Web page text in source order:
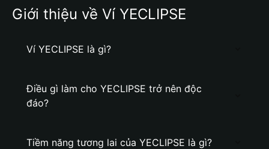
Giới thiệu về Ví YECLIPSE
Ví YECLIPSE là gì?
Điều gì làm cho YECLIPSE trở nên độc
đáo?
Tiềm năng tương lai của YECLIPSE là gì?